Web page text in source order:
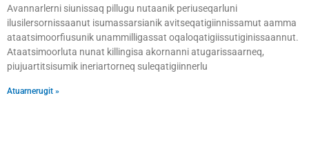
Avannarlerni siunissaq pillugu nutaanik periuseqarluni
ilusilersornissaanut isumassarsianik avitseqatigiinnissamut aamma
ataatsimoorfiusunik unammilligassat oqaloqatigiissutiginissaannut.
Ataatsimoorluta nunat killingisa akornanni atugarissaarneq,
piujuartitsisumik ineriartorneq suleqatigiinnerlu
Atuarnerugit »